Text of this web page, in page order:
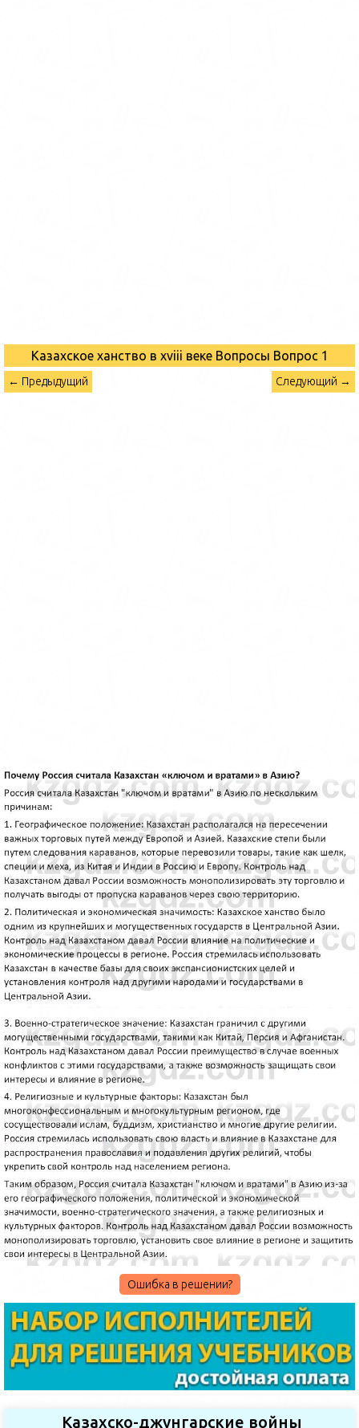
Казахское ханство в хviii веке Вопросы Вопрос 1
← Предыдущий Следующий →
Ошибка в решении?
Казахско-джунгарские войны